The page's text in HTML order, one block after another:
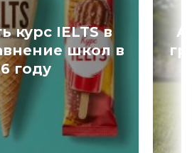
курс IELTS в
школ в
году